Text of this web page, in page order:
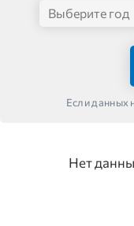
Если данных
Нет